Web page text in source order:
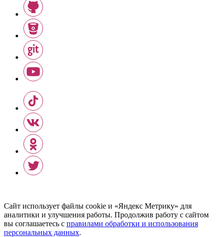
Сайт использует файлы cookie и «Яндекс Метрику» для
аналитики и улучшения работы. Продолжив работу с сайтом
вы соглашаетесь с правилами обработки и использования
персональных данных.